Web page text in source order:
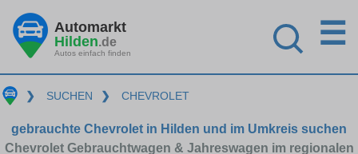
Automarkt
Hilden.de
Autos einfach finden
☰
❯ SUCHEN ❯ CHEVROLET
gebrauchte Chevrolet in Hilden und im Umkreis suchen
Chevrolet Gebrauchtwagen & Jahreswagen im regionalen